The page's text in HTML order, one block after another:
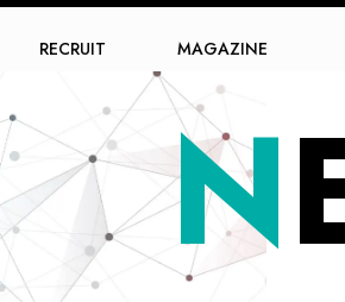
RECRUIT MAGAZINE
N